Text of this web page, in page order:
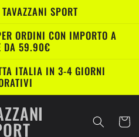
SPORT
ORDINI CON IMPORTO A
DA 59.90€
ITALIA IN 3-4 GIORNI
Carrello